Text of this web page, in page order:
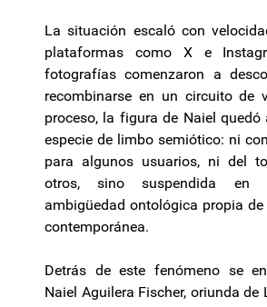
La situación escaló con
plataformas como X e
fotografías comenzaron a
recombinarse en un circuito de
proceso, la figura de Naiel quedó
especie de limbo semiótico: ni
para algunos usuarios, ni del
otros, sino suspendida
ambigüedad ontológica propia
contemporánea.
Detrás de este fenómeno se
Naiel Aguilera Fischer, oriunda de